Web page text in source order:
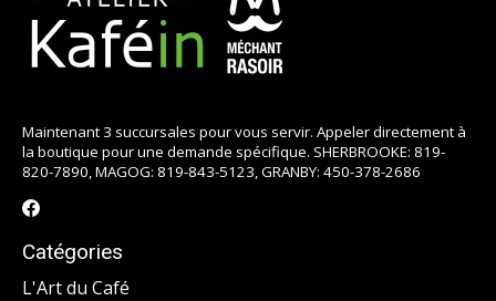
Maintenant 3 succursales pour vous servir. Appeler directement à
la boutique pour une demande spécifique. SHERBROOKE: 819-
820-7890, MAGOG: 819-843-5123, GRANBY: 450-378-2686
Catégories
L'Art du Café